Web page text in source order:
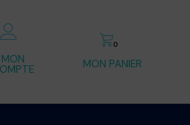
MON
0
MON PANIER